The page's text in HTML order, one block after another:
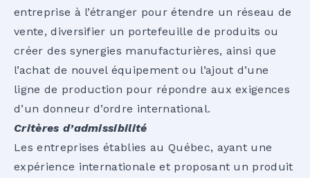
entreprise à l’étranger pour étendre un réseau de
vente, diversifier un portefeuille de produits ou
créer des synergies manufacturières, ainsi que
l’achat de nouvel équipement ou l’ajout d’une
ligne de production pour répondre aux exigences
d’un donneur d’ordre international.
Critères d’admissibilité
Les entreprises établies au Québec, ayant une
expérience internationale et proposant un produit